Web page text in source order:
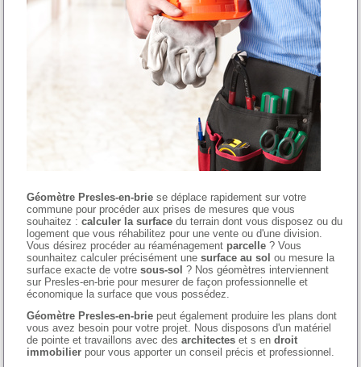
Géomètre Presles-en-brie se déplace rapidement sur votre
commune pour procéder aux prises de mesures que vous
souhaitez :calculer la surface du terrain dont vous disposez ou du
logement que vous réhabilitez pour une vente ou d'une division.
Vous désirez procéder au réaménagement parcelle ? Vous
sounhaitez calculer précisément unesurface au sol ou mesure la
surface exacte de votresous-sol ? Nos géomètres interviennent
sur Presles-en-brie pour mesurer de façon professionnelle et
économique la surface que vous possédez.
Géomètre Presles-en-brie peut également produire les plans dont
vous avez besoin pour votre projet. Nous disposons d'un matériel
de pointe et travaillons avec desarchitectes et s endroit
immobilier pour vous apporter un conseil précis et professionnel.